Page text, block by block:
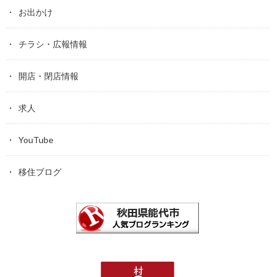
お出かけ
チラシ・広報情報
開店・閉店情報
求人
YouTube
移住ブログ